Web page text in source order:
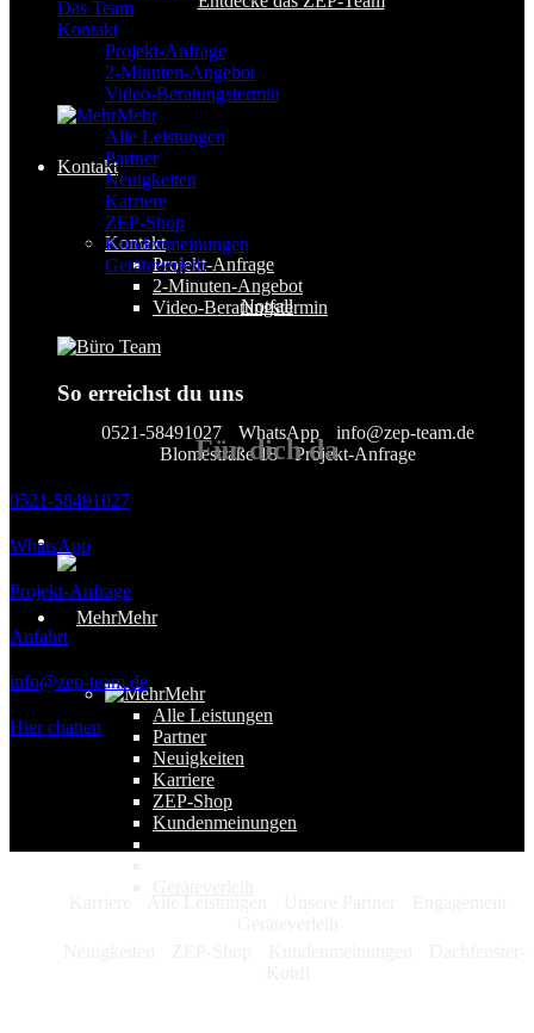
Kontakt
Kontakt
Projekt-Anfrage
2-Minuten-Angebot
Video-Beratungstermin
So erreichst du uns
0521-58491027 WhatsApp
info@zep-team.de
Blomestraße 18 Projekt-Anfrage
Mehr
Mehr
Alle Leistungen
Partner
Neuigkeiten
Karriere
ZEP-Shop
Kundenmeinungen
Das Team
Kontakt
Projekt-Anfrage
2-Minuten-Angebot
Video-Beratungstermin
Mehr
Alle Leistungen
Partner
Neuigkeiten
Karriere
ZEP-Shop
Kundenmeinungen
Geräteverleih
Notfall
Fürdichda
0521-58491027
WhatsApp
Projekt-Anfrage
Anfahrt
info@zep-team.de
Hier chatten